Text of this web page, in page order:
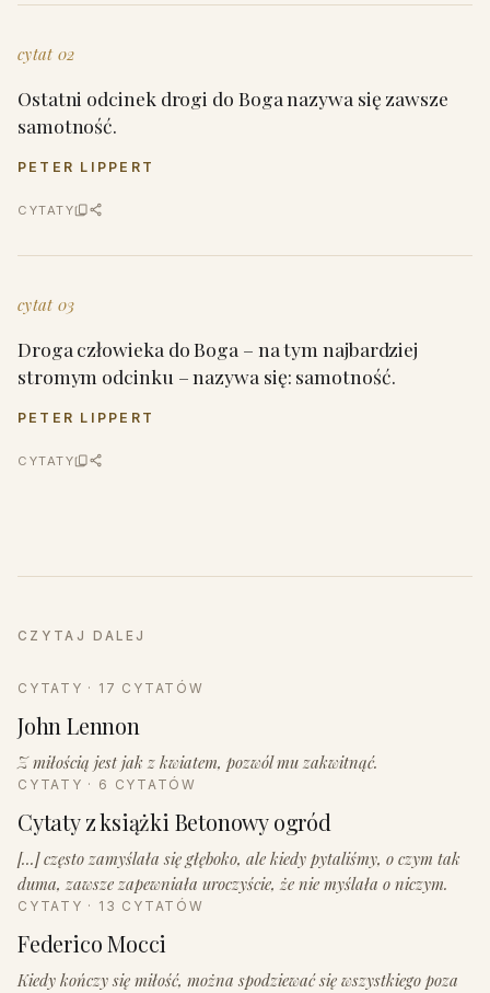
cytat 02
Ostatni odcinek drogi do Boga nazywa się zawsze
samotność.
PETER LIPPERT
CYTATY
cytat 03
Droga człowieka do Boga – na tym najbardziej
stromym odcinku – nazywa się: samotność.
PETER LIPPERT
CYTATY
CZYTAJ DALEJ
CYTATY · 17 CYTATÓW
John Lennon
Z miłością jest jak z kwiatem, pozwól mu zakwitnąć.
CYTATY · 6 CYTATÓW
Cytaty z książki Betonowy ogród
[...] często zamyślała się głęboko, ale kiedy pytaliśmy, o czym tak
duma, zawsze zapewniała uroczyście, że nie myślała o niczym.
CYTATY · 13 CYTATÓW
Federico Mocci
Kiedy kończy się miłość, można spodziewać się wszystkiego poza